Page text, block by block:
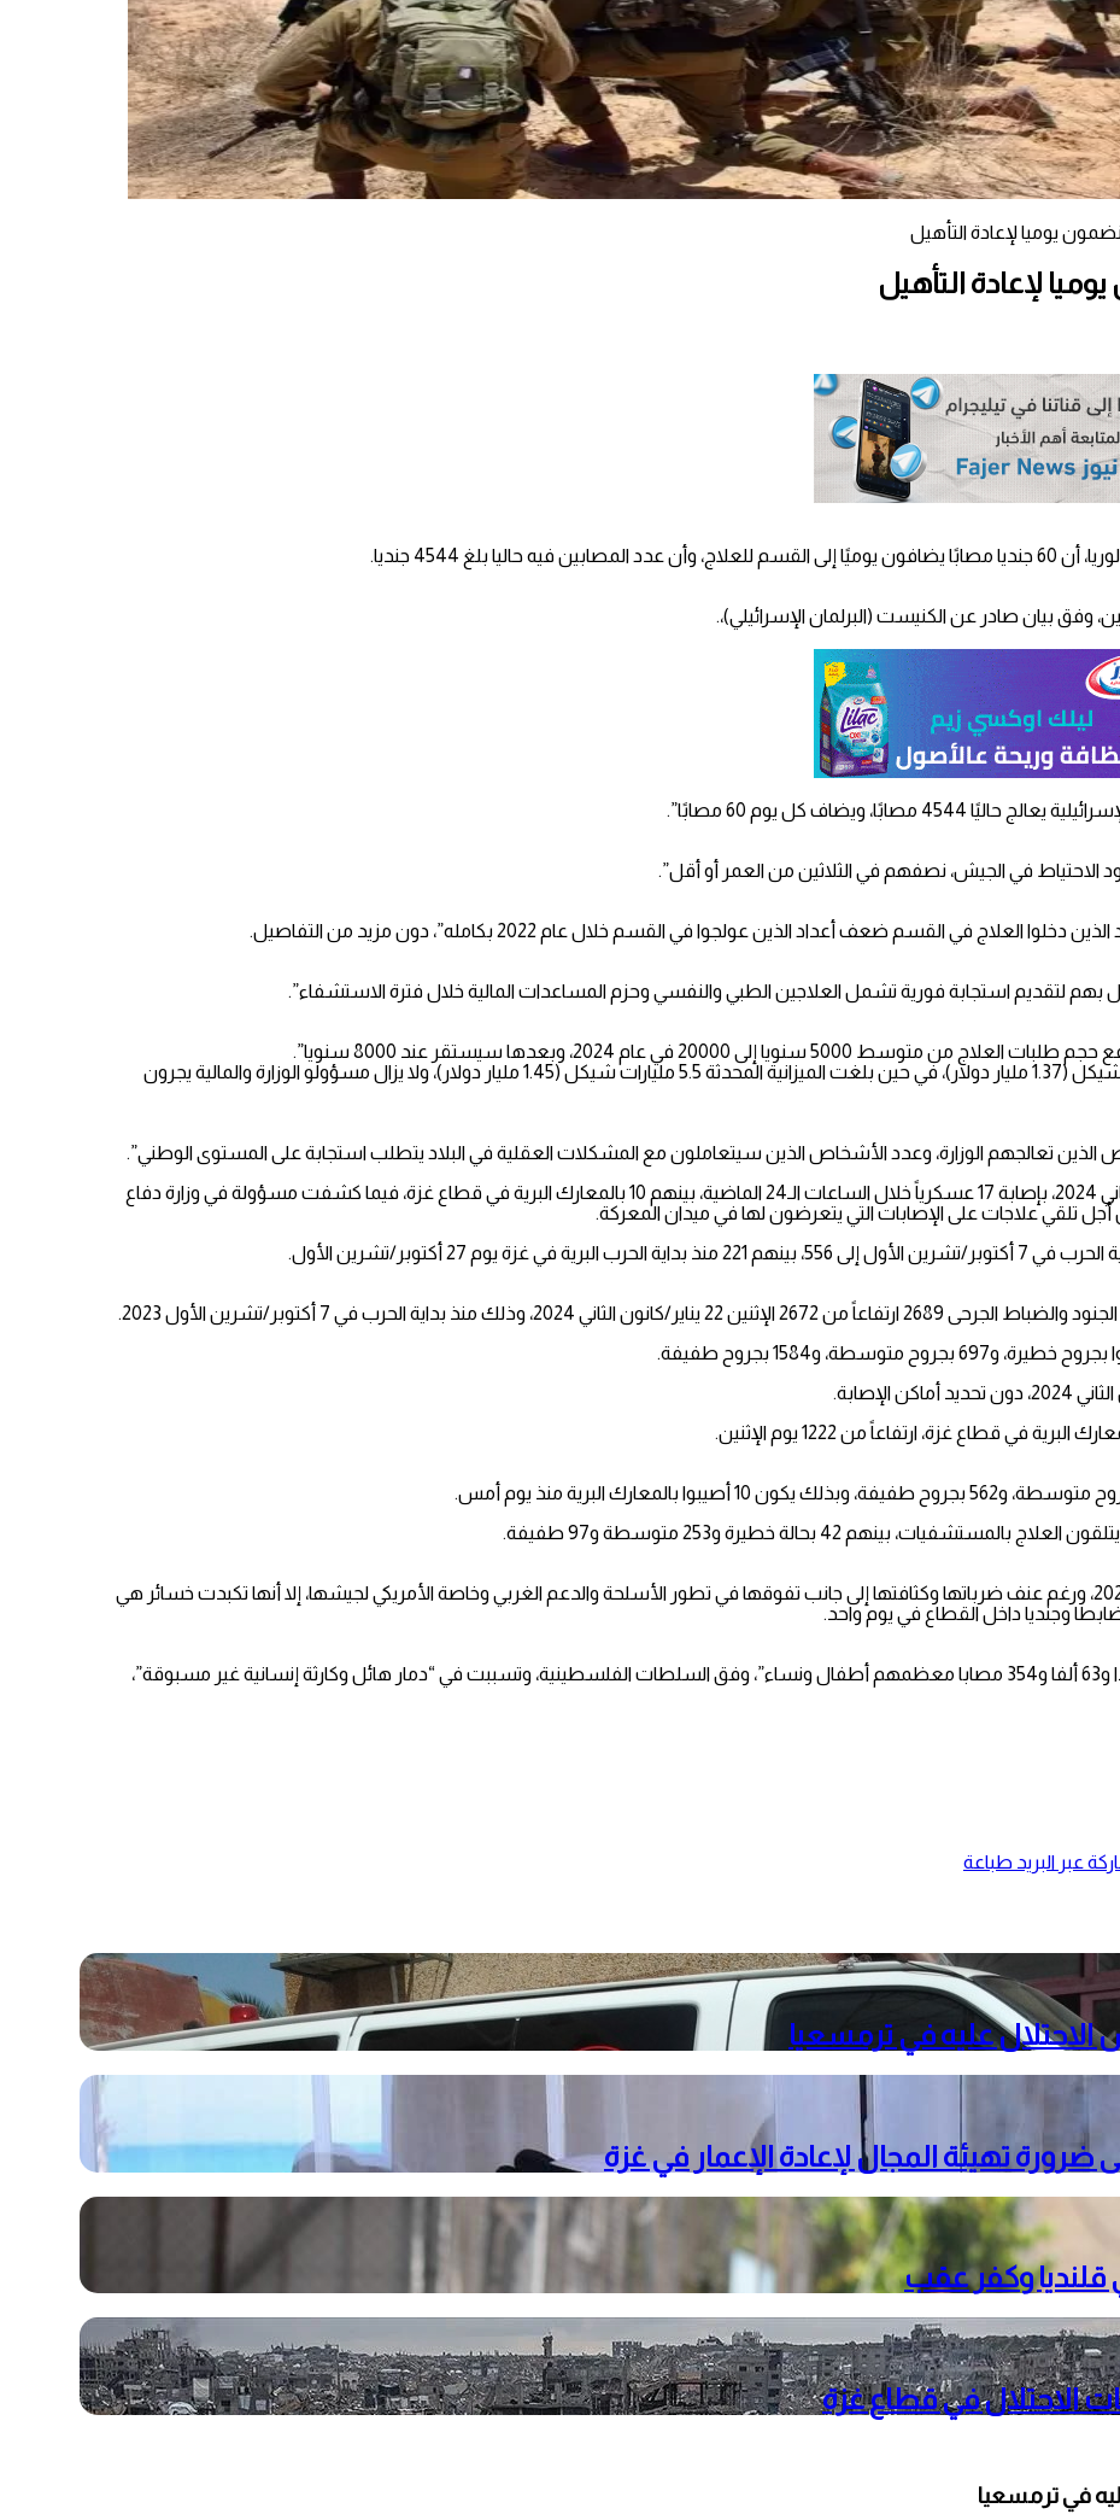
بلغ 4544 جنديا.
وفق بيان صادر عن الكنيست (البرلمان الإسرائيلي)،.
ويضاف كل يوم 60 مصابًا”.
في الجيش، نصفهم في الثلاثين من العمر أو أقل”.
في القسم ضعف أعداد الذين عولجوا في القسم خلال عام 2022 بكامله”، دون مزيد من التفاصيل.
بهم لتقديم استجابة فورية تشمل العلاجين الطبي والنفسي وحزم المساعدات المالية خلال فترة الاستشفاء”.
20000 في عام 2024، وبعدها سيستقر عند 8000 سنويا”.
وذكرت أن “الميزانية الأصلية للقسم لعام 2023 بلغت 5.2 مليارات شيكل (1.37 مليار دولار)، في حين بلغت الميزانية المحدثة 5.5 مليارات شيكل (1.45 مليار دولار)، ولا يزال مسؤولو الوزارة والمالية يجرون
تعالجهم الوزارة، وعدد الأشخاص الذين سيتعاملون مع المشكلات العقلية في البلاد يتطلب استجابة على المستوى الوطني”.
وتفيد معطيات جيش الاحتلال الإسرائيلي، الثلاثاء 23 يناير/كانون الثاني 2024، بإصابة 17 عسكرياً خلال الساعات الـ24 الماضية، بينهم 10 بالمعارك البرية في قطاع غزة، فيما كشفت مسؤولة في وزارة دفاع
27 أكتوبر/تشرين الأول.
منذ بداية الحرب في 7 أكتوبر/تشرين الأول 2023.
وتشن إسرائيل حربا شرسة على غزة منذ 7 أكتوبر/تشرين الأول 2023، ورغم عنف ضرباتها وكثافتها إلى جانب تفوقها في تطور الأسلحة والدعم الغربي وخاصة الأمريكي لجيشها، إلا أنها تكبدت خسائر هي
وبعد 109 أيام، خلفت الحرب حتى صباح الثلاثاء “25 ألفا و490 شهيدا و63 ألفا و354 مصابا معظمهم أطفال ونساء”، وفق السلطات الفلسطينية، وتسببت في “دمار هائل وكارثة إنسانية غير مسبوقة”،
عبر البريد طباعة
عليه في ترمسعيا
تهيئة المجال لإعادة الإعمار في غزة
قلنديا وكفر عقب
الاحتلال في قطاع غزة
في ترمسعيا